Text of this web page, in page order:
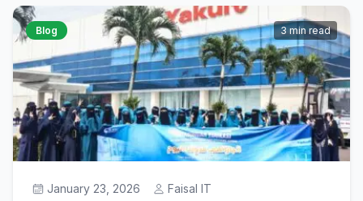
Kajian
Prestasi
Blog 3 min read
January 23, 2026 Faisal IT